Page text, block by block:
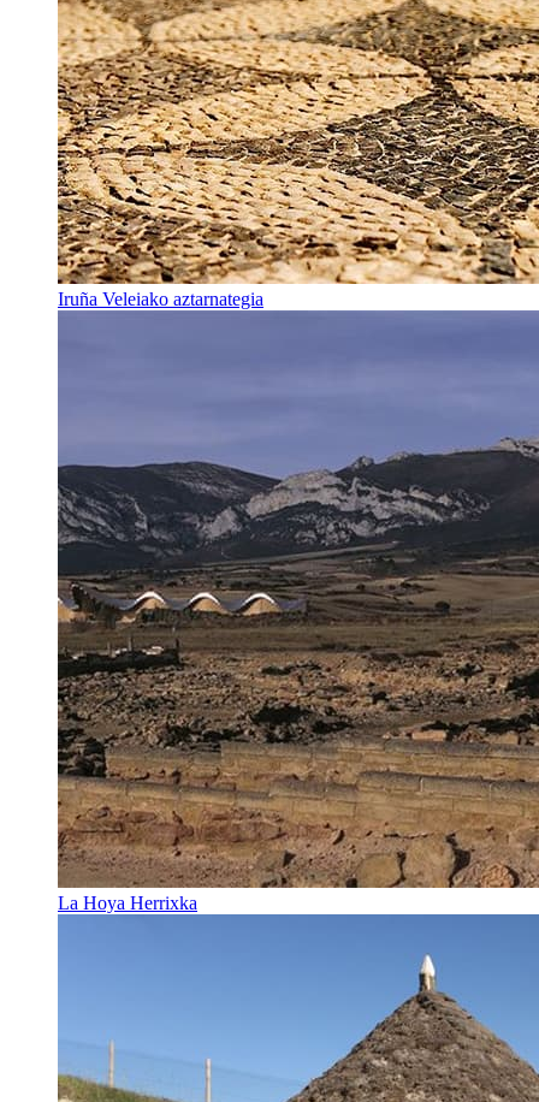
Iruña Veleiako aztarnategia
La Hoya Herrixka